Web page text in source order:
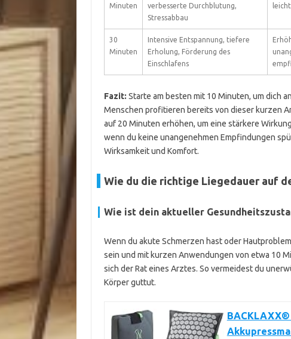
Minuten
verbesserte Durchblutung,
Stressabbau
30
Minuten
Intensive Entspannung, tiefere
Erholung, Förderung des
Einschlafens
Fazit: Starte am besten mit 10 Minuten, um dich
Menschen profitieren bereits von dieser kurzen
auf 20 Minuten erhöhen, um eine stärkere
wenn du keine unangenehmen Empfindungen
Wirksamkeit und Komfort.
Wie du die richtige Liegedauer auf
Wie ist dein aktueller
Wenn du akute Schmerzen hast oder
sein und mit kurzen Anwendungen von etwa 10
sich der Rat eines Arztes. So vermeidest du
Körper guttut.